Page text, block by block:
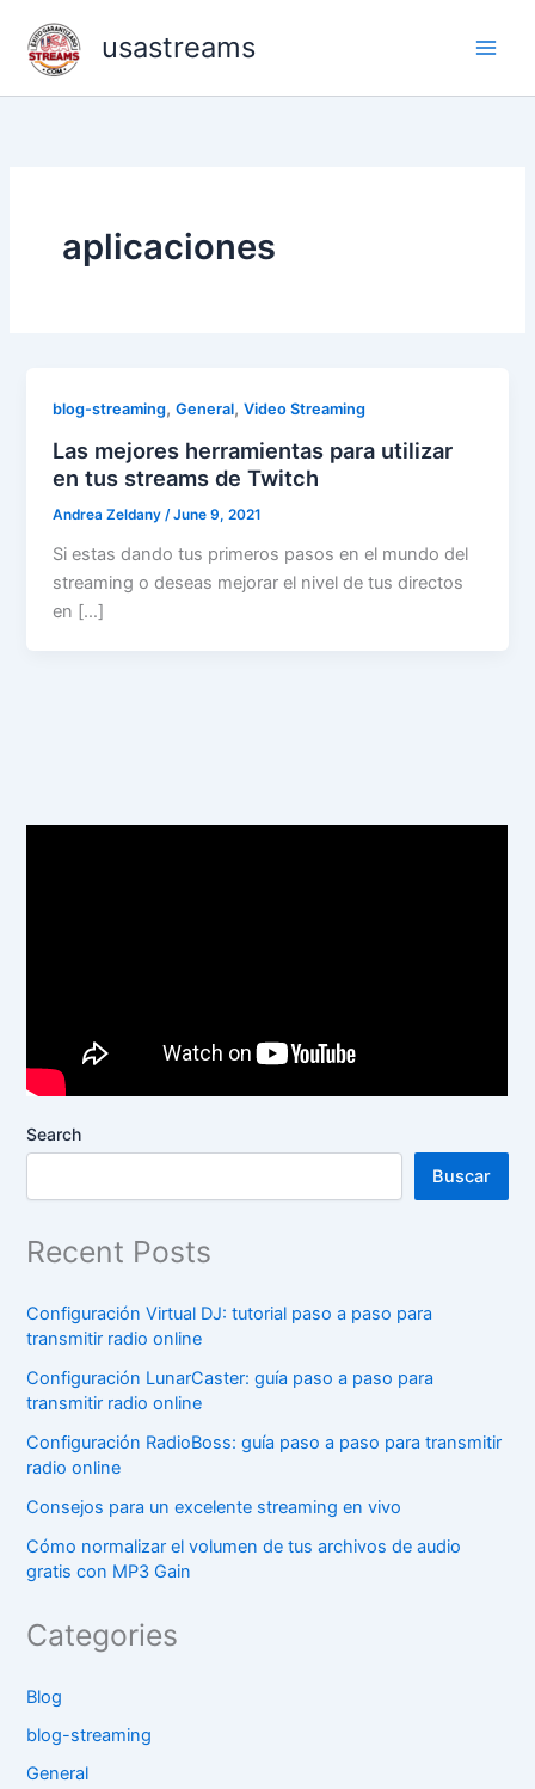
content
usastreams
aplicaciones
blog-streaming,General,Video Streaming
Las mejores herramientas para utilizar
en tus streams de Twitch
Andrea Zeldany /June 9, 2021
Si estas dando tus primeros pasos en el mundo del
streaming o deseas mejorar el nivel de tus directos
en […]
Search
Buscar
Recent Posts
Configuración Virtual DJ: tutorial paso a paso para
transmitir radio online
Configuración LunarCaster: guía paso a paso para
transmitir radio online
Configuración RadioBoss: guía paso a paso para transmitir
radio online
Consejos para un excelente streaming en vivo
Cómo normalizar el volumen de tus archivos de audio
gratis con MP3 Gain
Categories
Blog
blog-streaming
General